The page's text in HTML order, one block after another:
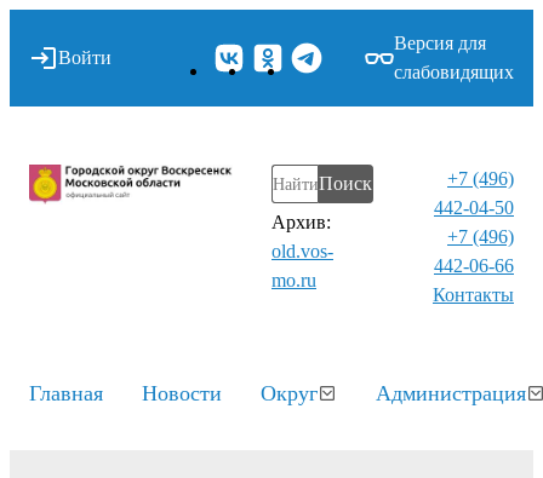
Войти
Версия для
слабовидящих
Поиск
Архив:
old.vos-
mo.ru
+7 (496)
442-04-50
+7 (496)
442-06-66
Контакты⁠
Главная Новости Округ Администрация